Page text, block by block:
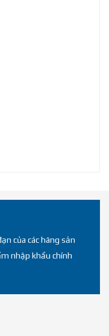
của các hãng sản
nhập khẩu chính